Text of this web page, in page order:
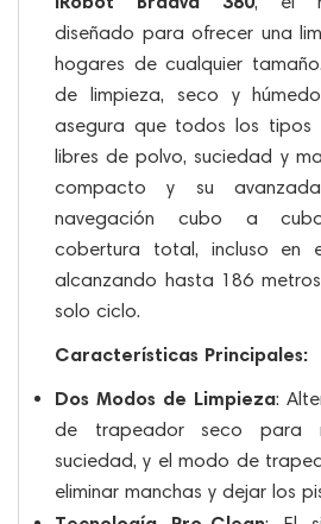
diseñado para ofrecer una
hogares de cualquier
de limpieza, seco y
asegura que todos los tipos
libres de polvo, suciedad y
compacto y su
navegación cubo a
cobertura total, incluso en
alcanzando hasta 186
solo ciclo.
Características Principales:
Dos Modos de Limpieza:
de trapeador seco para
suciedad, y el modo de
eliminar manchas y dejar los